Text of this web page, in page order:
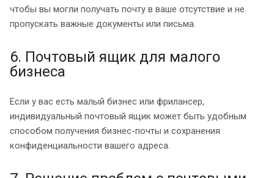
чтобы вы могли получать почту в ваше отсутствие и не
пропускать важные документы или письма.
6. Почтовый ящик для малого
бизнеса
Если у вас есть малый бизнес или фрилансер,
индивидуальный почтовый ящик может быть удобным
способом получения бизнес-почты и сохранения
конфиденциальности вашего адреса.